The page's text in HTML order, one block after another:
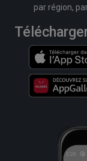
par région,